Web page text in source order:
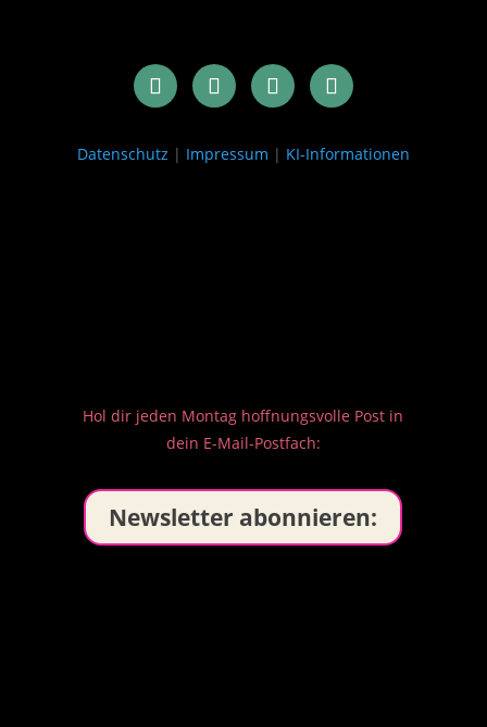
Datenschutz | Impressum | KI-Informationen
Hol dir jeden Montag hoffnungsvolle Post in
dein E-Mail-Postfach:
Newsletter abonnieren: